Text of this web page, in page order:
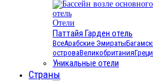
Отели
Паттайя Гарден отель
ВсеАрабские Эмираты
островаВеликобритания
Уникальные отели
Страны